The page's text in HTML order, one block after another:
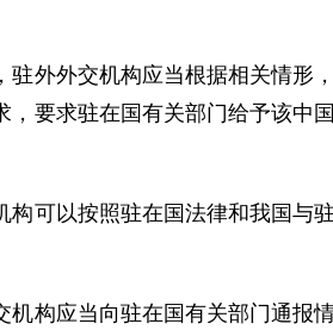
外外交机构应当根据相关情形
要求驻在国有关部门给予该中
可以按照驻在国法律和我国与
构应当向驻在国有关部门通报